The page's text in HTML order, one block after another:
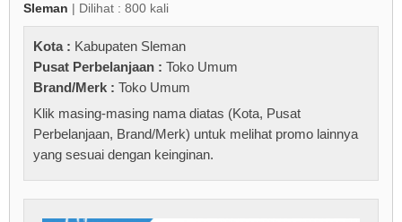
Sleman | Dilihat : 800 kali
Kota : Kabupaten Sleman
Pusat Perbelanjaan : Toko Umum
Brand/Merk : Toko Umum
Klik masing-masing nama diatas (Kota, Pusat
Perbelanjaan, Brand/Merk) untuk melihat promo lainnya
yang sesuai dengan keinginan.